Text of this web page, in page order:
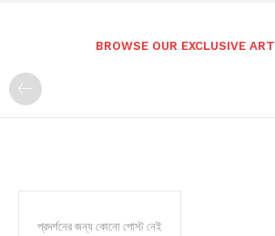
BROWSE OUR EXCLUSIVE
প্রদর্শনের জন্য কোনো পোস্ট নেই